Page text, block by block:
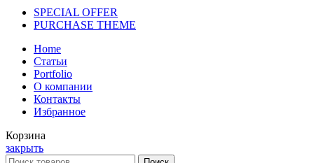
SPECIAL OFFER
PURCHASE THEME
Home
Статьи
Portfolio
О компании
Контакты
Избранное
Корзина
закрыть